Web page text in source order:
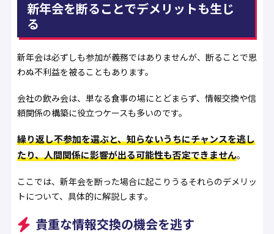
新年会を断ることでデメリットも生じ
る
新年会は必ずしも参加が義務ではありませんが、断ることで思
わぬ不利益を被ることもあります。
会社の飲み会は、単なる食事の場にとどまらず、情報交換や信
頼関係の構築に役立つケースも多いのです。
繰り返し不参加を選ぶと、知らないうちにチャンスを逃し
たり、人間関係に影響が出る可能性も否定できません。
ここでは、新年会を断った場合に起こりうるそれらのデメリッ
トについて、具体的に解説します。
貴重な情報交換の機会を逃す